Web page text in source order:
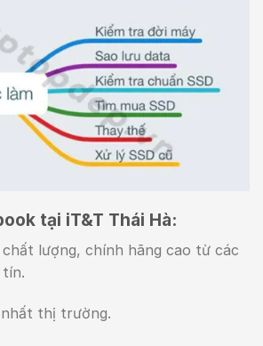
tại iT&T Thái Hà:
lượng, chính hãng cao từ các
thị trường.